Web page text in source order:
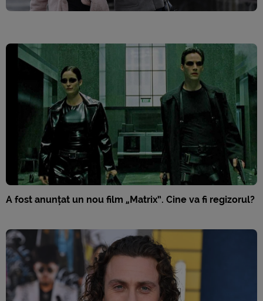
A fost anunțat un nou film „Matrix”. Cine va fi regizorul?